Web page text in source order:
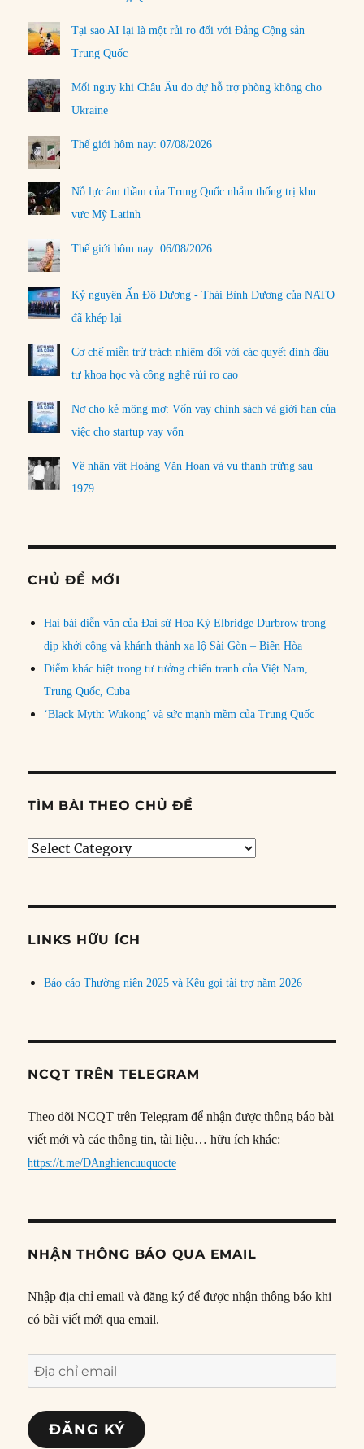
Tại sao AI lại là một rủi ro đối với Đảng Cộng sản
Trung Quốc
Mối nguy khi Châu Âu do dự hỗ trợ phòng không cho
Ukraine
Thế giới hôm nay: 07/08/2026
Nỗ lực âm thầm của Trung Quốc nhằm thống trị khu
vực Mỹ Latinh
Thế giới hôm nay: 06/08/2026
Kỷ nguyên Ấn Độ Dương - Thái Bình Dương của NATO
đã khép lại
Cơ chế miễn trừ trách nhiệm đối với các quyết định đầu
tư khoa học và công nghệ rủi ro cao
Nợ cho kẻ mộng mơ: Vốn vay chính sách và giới hạn của
việc cho startup vay vốn
Về nhân vật Hoàng Văn Hoan và vụ thanh trừng sau
1979
CHỦ ĐỀ MỚI
Hai bài diễn văn của Đại sứ Hoa Kỳ Elbridge Durbrow trong
dịp khởi công và khánh thành xa lộ Sài Gòn – Biên Hòa
Điểm khác biệt trong tư tưởng chiến tranh của Việt Nam,
Trung Quốc, Cuba
‘Black Myth: Wukong’ và sức mạnh mềm của Trung Quốc
TÌM BÀI THEO CHỦ ĐỀ
Tìm
đề
LINKS HỮU ÍCH
Báo cáo Thường niên 2025 và Kêu gọi tài trợ năm 2026
NCQT TRÊN TELEGRAM
Theo dõi NCQT trên Telegram để nhận được thông báo bài
viết mới và các thông tin, tài liệu… hữu ích khác:
https://t.me/DAnghiencuuquocte
NHẬN THÔNG BÁO QUA EMAIL
Nhập địa chỉ email và đăng ký để được nhận thông báo khi
có bài viết mới qua email.
Địa
chỉ
email
ĐĂNG KÝ